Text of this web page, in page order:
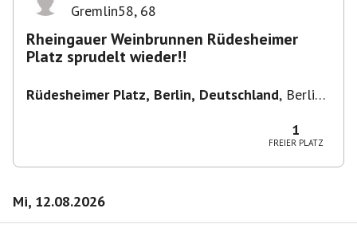
Gremlin58, 68
Rheingauer Weinbrunnen Rüdesheimer
Platz sprudelt wieder!!
Rüdesheimer Platz, Berlin, Deutschland, Berlin-
1
FREIER PLATZ
Mi, 12.08.2026